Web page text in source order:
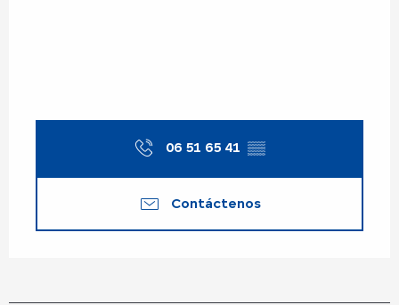
06 51 65 41 ▒▒
Contáctenos